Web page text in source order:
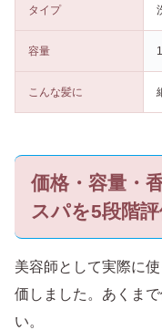
タイプ
容量
こんな髪に
価格・容量・
スパを5段階
美容師として実際に
価しました。あくま
い。